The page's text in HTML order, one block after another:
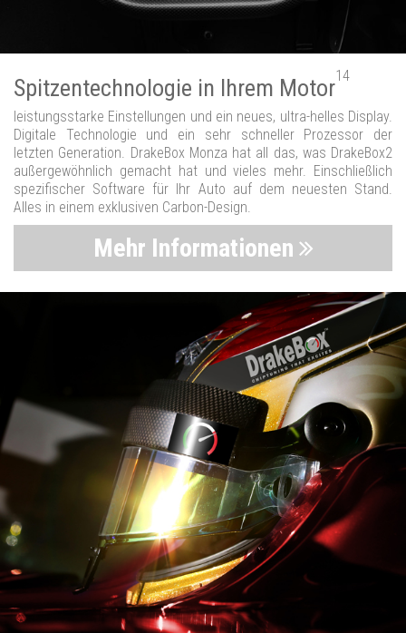
Spitzentechnologie in Ihrem Motor14
leistungsstarke Einstellungen und ein neues, ultra-helles Display.
Digitale Technologie und ein sehr schneller Prozessor der
letzten Generation. DrakeBox Monza hat all das, was DrakeBox2
außergewöhnlich gemacht hat und vieles mehr. Einschließlich
spezifischer Software für Ihr Auto auf dem neuesten Stand.
Alles in einem exklusiven Carbon-Design.
Mehr Informationen